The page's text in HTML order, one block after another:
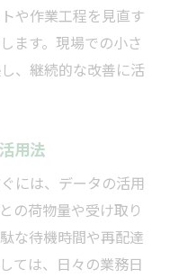
や作業工程を見直す
ます。現場での小さ
、継続的な改善に活
用法
には、データの活用
の荷物量や受け取り
な待機時間や再配達
ては、日々の業務日